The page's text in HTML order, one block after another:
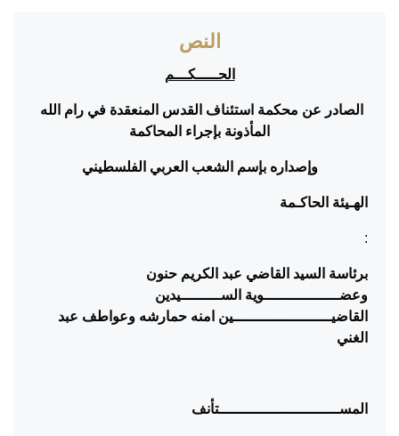
النص
الحـــــكـــم
الصادر عن محكمة استئناف القدس المنعقدة في رام الله
المأذونة بإجراء المحاكمة
وإصداره بإسم الشعب العربي الفلسطيني
الهـيئة الحاكـمة
:
برئاسة السيد القاضي عبد الكريم حنون
وعضـــــــــــــــــوية الســـــــــيدين
القاضيــــــــــــــــــــــين امنه حمارشه وعواطف عبد
الغني
المســـــــــــــــــــــــــــتأنف